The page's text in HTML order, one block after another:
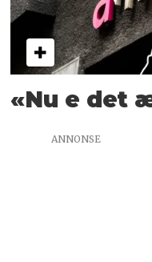
«Nu e det
ANNONSE